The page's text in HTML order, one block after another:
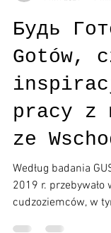
Katarzyna Rytko
1 kwi 2021
9
Будь
Gotów,
pracy z
ze
Według badania
2019 r. przebywało